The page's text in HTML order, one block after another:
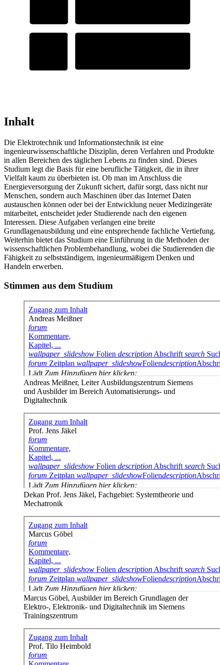
Inhalt
Die Elektrotechnik und Informationstechnik ist eine
ingenieurwissenschaftliche Disziplin, deren Verfahren und Produkte
in allen Bereichen des täglichen Lebens zu finden sind. Dieses
Studium legt die Basis für eine berufliche Tätigkeit, die in ihrer
Vielfalt kaum zu überbieten ist. Ob man im Anschluss die
Energieversorgung der Zukunft sichert, dafür sorgt, dass nicht nur
Menschen, sondern auch Maschinen über das Internet Daten
austauschen können oder bei der Entwicklung neuer Medizingeräte
mitarbeitet, entscheidet jeder Studierende nach den eigenen
Interessen. Diese Aufgaben verlangen eine breite
Grundlagenausbildung und eine entsprechende fachliche Vertiefung.
Weiterhin bietet das Studium eine Einführung in die Methoden der
wissenschaftlichen Problembehandlung, wobei die Studierenden die
Fähigkeit zu selbstständigem, ingenieurmäßigem Denken und
Handeln erwerben.
Stimmen aus dem Studium
Andreas Meißner, Leiter Ausbildungszentrum Siemens
und Ausbilder im Bereich Automatisierungs- und
Digitaltechnik
Dekan Prof. Jens Jäkel, Fachgebiet: Systemtheorie und
Mechatronik
Marcus Göbel, Ausbilder im Bereich Grundlagen der
Elektro-, Elektronik- und Digitaltechnik im Siemens
Trainingszentrum